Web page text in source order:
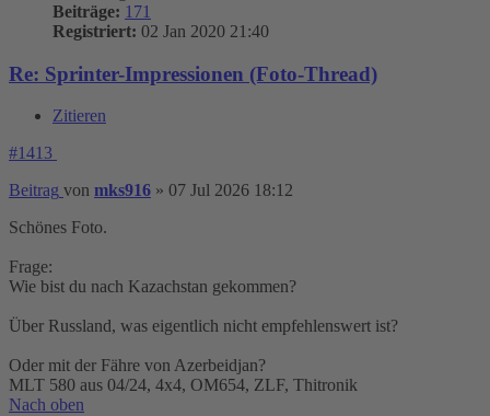
Beiträge: 171
Registriert: 02 Jan 2020 21:40
Re: Sprinter-Impressionen (Foto-Thread)
Zitieren
#1413
Beitrag von mks916 » 07 Jul 2026 18:12
Schönes Foto.
Frage:
Wie bist du nach Kazachstan gekommen?
Über Russland, was eigentlich nicht empfehlenswert ist?
Oder mit der Fähre von Azerbeidjan?
MLT 580 aus 04/24, 4x4, OM654, ZLF, Thitronik
Nach oben